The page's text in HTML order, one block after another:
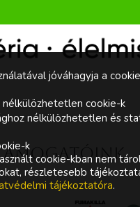
jóváhagyja a
nélkülözhetetlen cookie-k
nélkülözhetetlen és
k
cookie-kban nem
részletesebb
tájékoztatóra.